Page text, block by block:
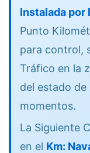
Instalada por
Punto
para control,
Tráfico en la
del estado
momentos.
La Siguiente
en el Km: